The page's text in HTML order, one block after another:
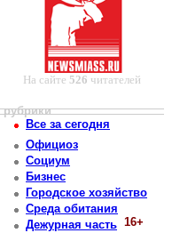
На сайте 526 читателей
рубрики
Все за сегодня
Официоз
Социум
Бизнес
Городское хозяйство
Среда обитания
Дежурная часть 16+